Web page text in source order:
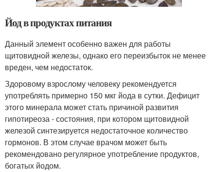
Йод в продуктах питания
Данный элемент особенно важен для работы
щитовидной железы, однако его переизбыток не менее
вреден, чем недостаток.
Здоровому взрослому человеку рекомендуется
употреблять примерно 150 мкг йода в сутки. Дефицит
этого минерала может стать причиной развития
гипотиреоза - состояния, при котором щитовидной
железой синтезируется недостаточное количество
гормонов. В этом случае врачом может быть
рекомендовано регулярное употребление продуктов,
богатых йодом.